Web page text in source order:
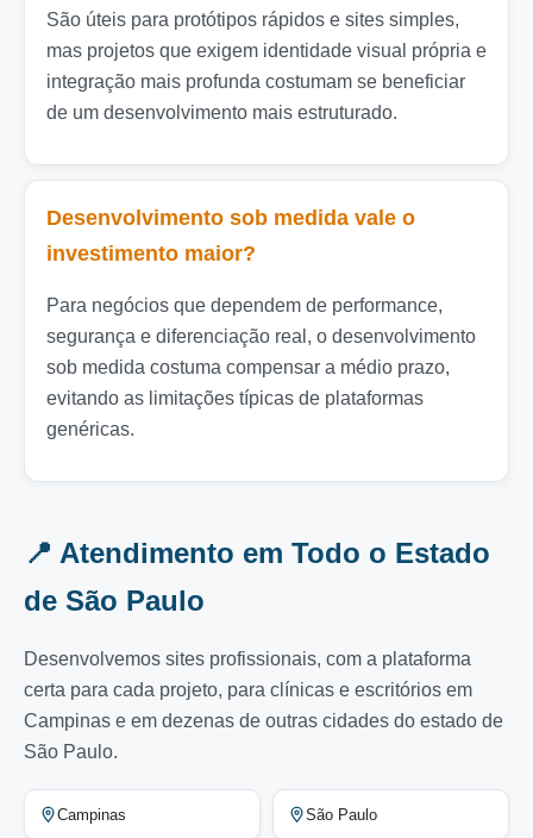
São úteis para protótipos rápidos e sites simples,
mas projetos que exigem identidade visual própria e
integração mais profunda costumam se beneficiar
de um desenvolvimento mais estruturado.
Desenvolvimento sob medida vale o
investimento maior?
Para negócios que dependem de performance,
segurança e diferenciação real, o desenvolvimento
sob medida costuma compensar a médio prazo,
evitando as limitações típicas de plataformas
genéricas.
📍 Atendimento em Todo o Estado
de São Paulo
Desenvolvemos sites profissionais, com a plataforma
certa para cada projeto, para clínicas e escritórios em
Campinas e em dezenas de outras cidades do estado de
São Paulo.
Campinas São Paulo